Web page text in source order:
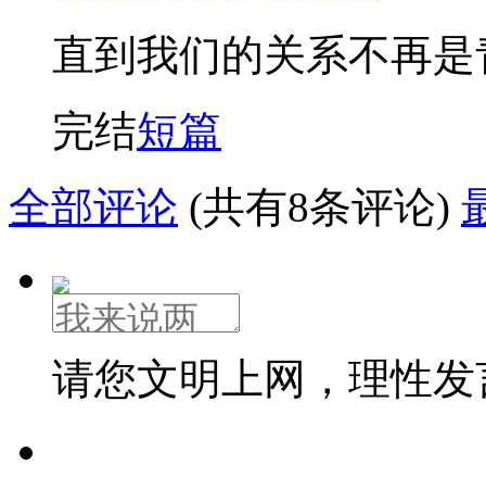
直到我们的关系不再
完结短篇
全部评论 (共有8条评论)
请您文明上网，理性